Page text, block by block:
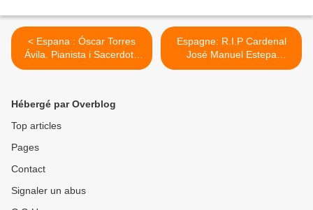
< Espana : Óscar Torres
Ávila. Pianista i Sacerdote
ad majorem Dei gloriam !
Espagne: R.I.P Cardenal
José Manuel Estepa
Llaurens, diocèse aux
Hébergé par Overblog
Top articles
Pages
Contact
Signaler un abus